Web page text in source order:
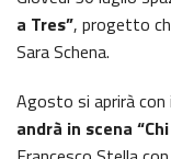
a Tres”, progetto
Sara Schena.
Agosto si aprirà con
andrà in scena